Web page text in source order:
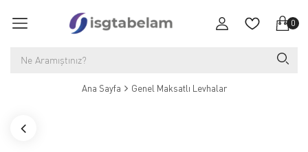
0
Ana Sayfa Genel Maksatlı Levhalar